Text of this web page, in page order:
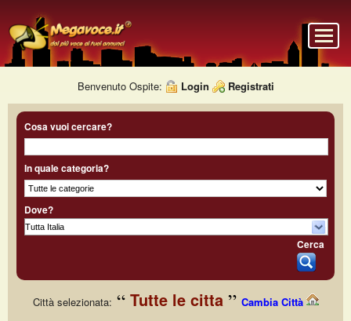
Benvenuto Ospite: Login Registrati
Cosa vuoi cercare?
In quale categoria?
Dove?
Cerca
Città selezionata: Tutte le citta Cambia Città